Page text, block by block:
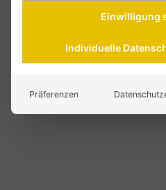
Einwilligung
Individuelle
Präferenzen